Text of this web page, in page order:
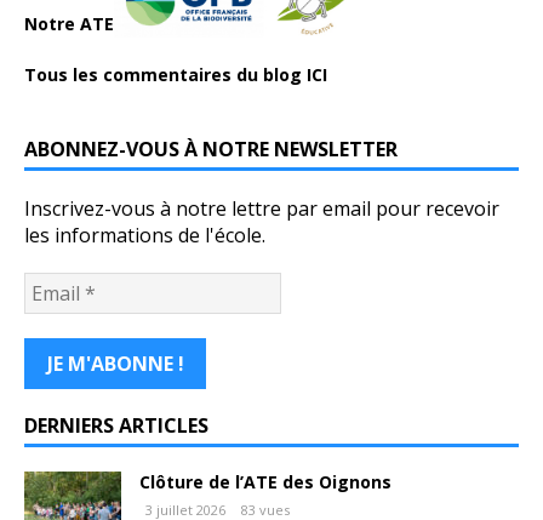
Notre ATE
Tous les commentaires du blog ICI
ABONNEZ-VOUS À NOTRE NEWSLETTER
Inscrivez-vous à notre lettre par email pour recevoir
les informations de l'école.
DERNIERS ARTICLES
Clôture de l’ATE des Oignons
3 juillet 2026 83 vues